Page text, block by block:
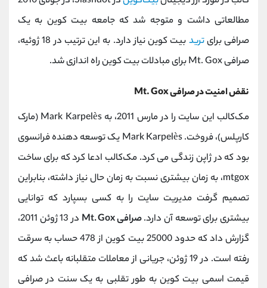
مطالعاتی داشت و متوجه شد که جامعه بیت‌ کوین به یک
صرافی برایترید
بیت‌ کوین نیاز دارد. به این ترتیب در 18 ژوئیه،
صرافی Mt. Gox برای مبادلات بیت کوین راه اندازی شد.
نقض امنیت در صرافی Mt. Gox
مک‌کالب این سایت را در مارس 2011، به Mark Karpelès (مارک
کارپلس)، فروخت. Mark Karpelès یک توسعه ‌دهنده فرانسوی
بود که در ژاپن زندگی می ‌کرد. مک‌کالب ادعا کرد که برای ساخت
mtgox، به زمان بیشتری نسبت به زمان حال نیاز داشته، بنابراین
تصمیم گرفت مدیریت سایت را به کسی بسپارد که توانایی
بیشتری برای توسعه آن دارد.صرافی Mt. Gox
در 13 ژوئن 2011،
گزارش داد که حدود 25000 بیت کوین از 478 حساب به سرقت
رفته است. در 19 ژوئن، جریانی از معاملات متقلبانه باعث شد که
قیمت اسمی بیت کوین به طور تقلبی به یک سنت در صرافی